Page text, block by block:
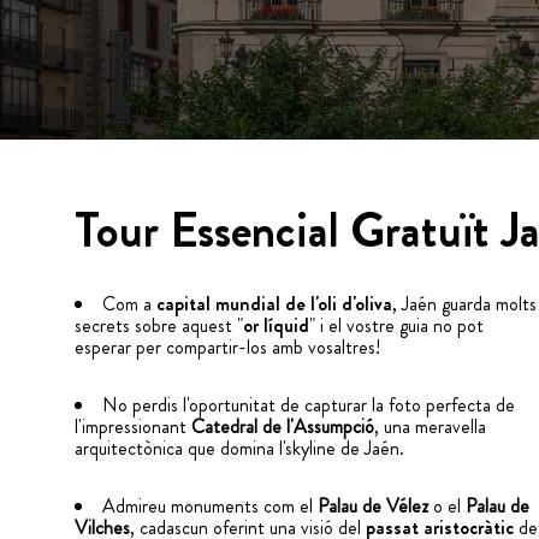
Tour Essencial Gratuït
Com a capital mundial de l'oli d'oliva, Jaén guarda molts
secrets sobre aquest "or líquid" i el vostre guia no pot
esperar per compartir-los amb vosaltres!
No perdis l'oportunitat de capturar la foto perfecta de
l'impressionantCatedral de l'Assumpció, una meravella
arquitectònica que domina l'skyline de Jaén.
Admireu monuments com el Palau de Vélezo el Palau de
Vilches, cadascun oferint una visió del passat aristocràticde